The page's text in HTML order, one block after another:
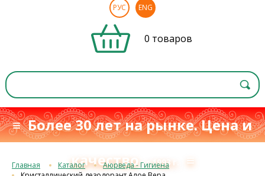
РУС ENG
0 товаров
≡ Более 30 лет на рынке. Цена и
качествос 1993 г. ≡
Главная Каталог
Аюрведа - Гигиена